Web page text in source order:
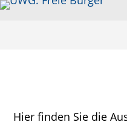
Hier finden Sie die